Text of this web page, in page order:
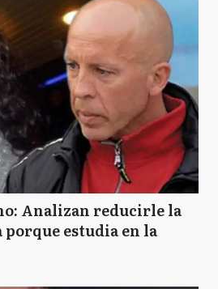
Analizan reducirle la
porque estudia en la